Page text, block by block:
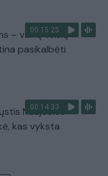
00:15:25
– vaikų teisių
pasikalbėti
00:14:33
Naujosios
kas vyksta